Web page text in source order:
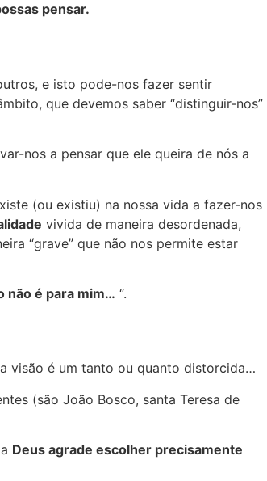
pensar.
e isto pode-nos fazer sentir
que devemos saber “distinguir-nos”
nos a pensar que ele queira de nós a
(ou existiu) na nossa vida a fazer-nos
vivida de maneira desordenada,
“grave” que não nos permite estar
não é para mim… “.
visão é um tanto ou quanto distorcida…
(são João Bosco, santa Teresa de
Deus agrade escolher precisamente